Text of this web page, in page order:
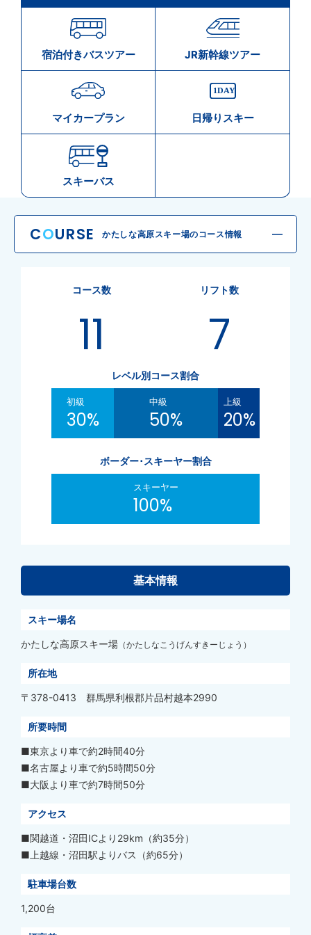
宿泊付きバスツアー JR新幹線ツアー
マイカープラン 日帰りスキー
スキーバス
COURSE かたしな高原スキー場のコース情報
コース数
11
リフト数
7
レベル別コース割合
初級
30%
中級
50%
上級
20%
ボーダー･スキーヤー割合
スキーヤー
100%
基本情報
スキー場名
かたしな高原スキー場 （かたしなこうげんすきーじょう）
所在地
〒378-0413 群馬県利根郡片品村越本2990
所要時間
■東京より車で約2時間40分
■名古屋より車で約5時間50分
■大阪より車で約7時間50分
アクセス
■関越道・沼田ICより29km（約35分）
■上越線・沼田駅よりバス（約65分）
駐車場台数
1,200台